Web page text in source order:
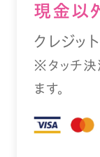
現⾦以
クレジッ
※タッチ決
ます。